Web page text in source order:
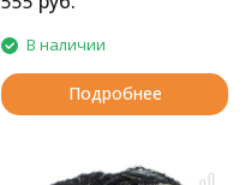
В наличии
Подробнее